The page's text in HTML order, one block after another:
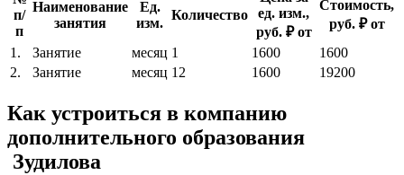
п/
п
Наименование
занятия
Ед.
изм.
Количество
ед. изм.,
руб. ₽ от
Стоимость,
руб. ₽ от
1.
Занятие месяц 1 1600
1600
2.
Занятие месяц 12 1600 19200
Как устроиться в компанию
дополнительного образования
Зудилова